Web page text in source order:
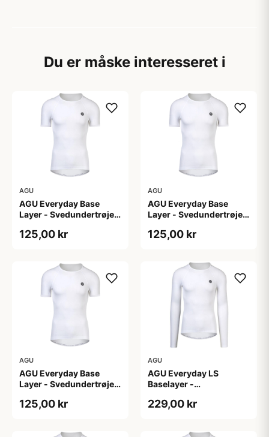
Du er måske interesseret i
AGU
AGU Everyday Base
Layer - Svedundertrøje
125,00 kr
AGU
AGU Everyday Base
Layer - Svedundertrøje
125,00 kr
AGU
AGU Everyday Base
Layer - Svedundertrøje
125,00 kr
AGU
AGU Everyday LS
Baselayer -
Ærmer - Herre - Hvid -
229,00 kr